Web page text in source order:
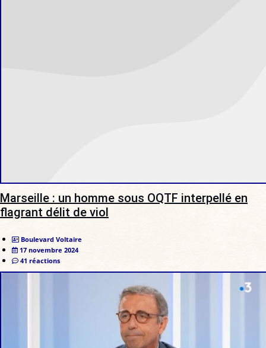
Marseille : un homme sous OQTF interpellé en
flagrant délit de viol
Boulevard Voltaire
17 novembre 2024
41 réactions